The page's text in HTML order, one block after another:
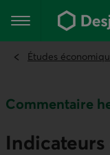
contenu
Menu principal
Études
Commentaire